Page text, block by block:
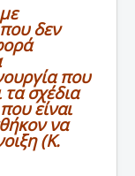
δεν
που
τα σχέδια
είναι
να
(Κ.